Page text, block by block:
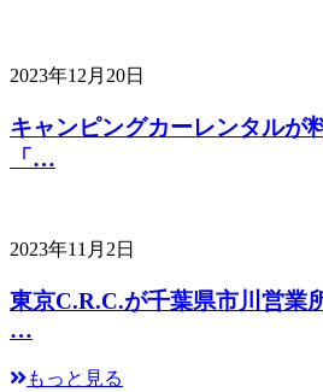
2023年12月20日
キャンピングカーレンタルが
「…
2023年11月2日
東京C.R.C.が千葉県市川営業
…
もっと見る